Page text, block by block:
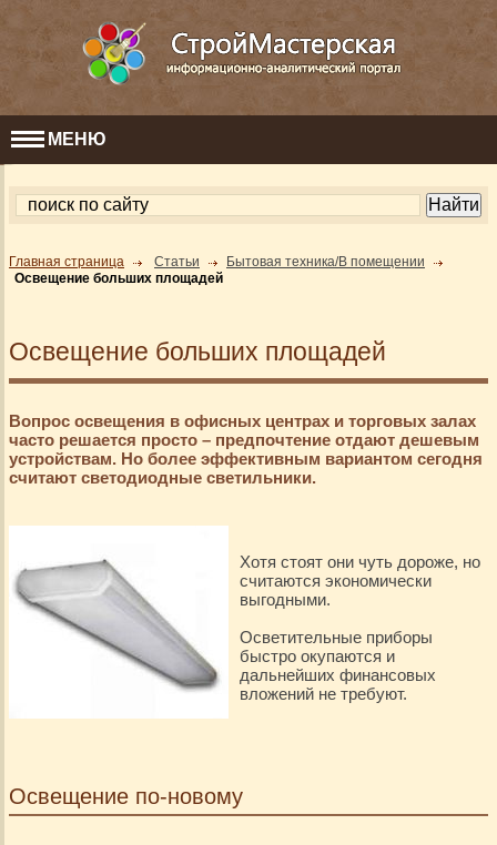
МЕНЮ
Главная страница Статьи
Бытовая техника/В помещении
Освещение больших площадей
Освещение больших площадей
Вопрос освещения в офисных центрах и торговых залах
часто решается просто – предпочтение отдают дешевым
устройствам. Но более эффективным вариантом сегодня
считают светодиодные светильники.
Хотя стоят они чуть дороже, но
считаются экономически
выгодными.
Осветительные приборы
быстро окупаются и
дальнейших финансовых
вложений не требуют.
Освещение по-новому